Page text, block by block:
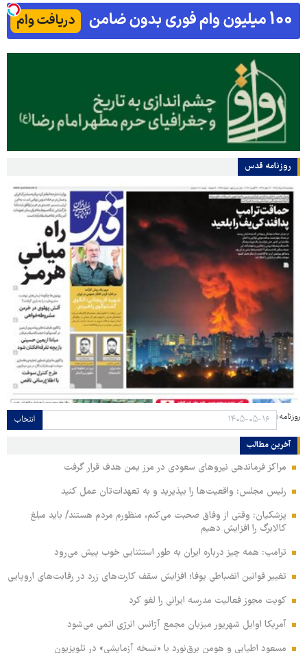
روزنامه قدس
روزنامه: انتخاب
آخرین مطالب
مراکز فرماندهی نیروهای سعودی در مرز یمن هدف قرار گرفت
رئیس مجلس: واقعیت‌ها را بپذیرید و به تعهدات‌تان عمل کنید
پزشکیان: وقتی از وفاق صحبت می‌کنم، منظورم مردم هستند/ باید مبلغ
کالابرگ را افزایش دهیم
ترامپ: همه چیز درباره ایران به طور استثنایی خوب پیش می‌رود
تغییر قوانین انضباطی یوفا؛ افزایش سقف کارت‌های زرد در رقابت‌های اروپایی
کویت مجوز فعالیت مدرسه ایرانی را لغو کرد
آمریکا اوایل شهریور میزبان مجمع آژانس انرژی اتمی می‌شود
مسعود اطیابی و هومن برق‌نورد با «نسخه آزمایشی» در تلویزیون